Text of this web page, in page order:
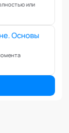
или
Основы